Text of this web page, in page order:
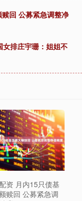
回 公募紧急调整净
排庄宇珊：姐姐不
资 月内15只债基
赎回 公募紧急调